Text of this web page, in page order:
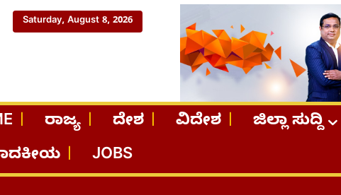
Saturday, August 8, 2026
ರಾಜ್ಯ ದೇಶ ವಿದೇಶ ಜಿಲ್ಲಾ ಸುದ್ದಿ
JOBS